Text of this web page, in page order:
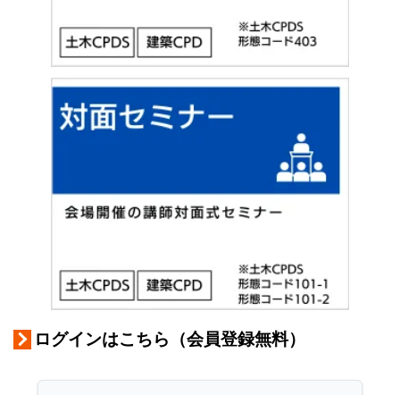
ログインはこちら（会員登録無料）